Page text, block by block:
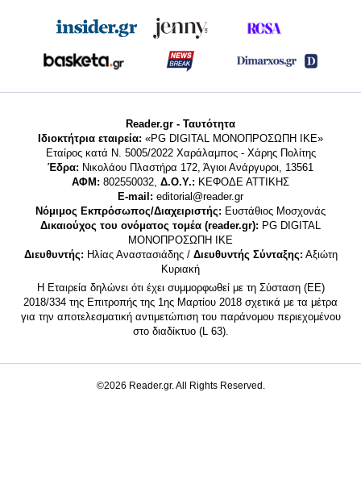
Reader.gr - Ταυτότητα
Ιδιοκτήτρια εταιρεία: «PG DIGITAL MONΟΠΡΟΣΩΠΗ ΙΚΕ»
Εταίρος κατά Ν. 5005/2022 Χαράλαμπος - Χάρης Πολίτης
Έδρα: Νικολάου Πλαστήρα 172, Άγιοι Ανάργυροι, 13561
ΑΦΜ: 802550032, Δ.Ο.Υ.: ΚΕΦΟΔΕ ΑΤΤΙΚΗΣ
E-mail: editorial@reader.gr
Νόμιμος Εκπρόσωπος/Διαχειριστής: Ευστάθιος Μοσχονάς
Δικαιούχος του ονόματος τομέα (reader.gr): PG DIGITAL
MONΟΠΡΟΣΩΠΗ ΙΚΕ
Διευθυντής: Ηλίας Αναστασιάδης / Διευθυντής Σύνταξης: Αξιώτη
Κυριακή
Η Εταιρεία δηλώνει ότι έχει συμμορφωθεί με τη Σύσταση (ΕΕ)
2018/334 της Επιτροπής της 1ης Μαρτίου 2018 σχετικά με τα μέτρα
για την αποτελεσματική αντιμετώπιση του παράνομου περιεχομένου
στο διαδίκτυο (L 63).
©2026 Reader.gr. All Rights Reserved.